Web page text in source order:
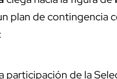
plan de contingencia
participación de la